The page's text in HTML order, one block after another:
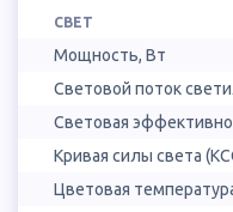
СВЕТ
Мощность, Вт
Световой поток
Световая
Кривая силы света
Цветовая